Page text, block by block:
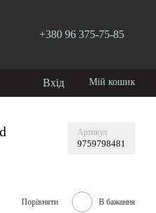
+380 96 375-75-85
Вхід Мій кошик
Артикул
9759798481
Порівняти В бажання